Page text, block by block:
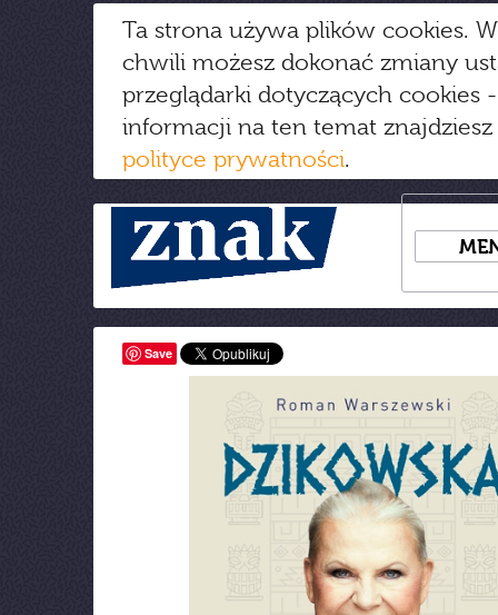
Ta strona używa plików cookies.
chwili możesz dokonać zmiany
przeglądarki dotyczących cookies
informacji na ten temat
polityce prywatności.
Save